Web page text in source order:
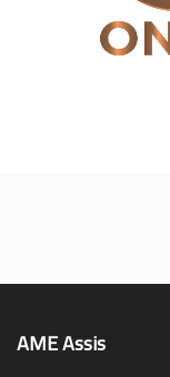
AME Assis